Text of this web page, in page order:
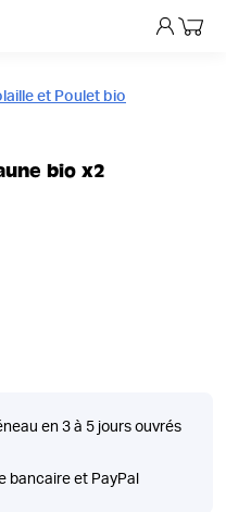
Mon
et Poulet bio
bio x2
en 3 à 5 jours ouvrés
bancaire et PayPal